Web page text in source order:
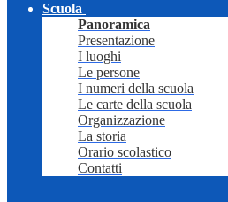
Scuola
Panoramica
Presentazione
I luoghi
Le persone
I numeri della scuola
Le carte della scuola
Organizzazione
La storia
Orario scolastico
Contatti